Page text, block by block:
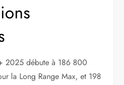
2025 débute à 186 800
la Long Range Max, et 198